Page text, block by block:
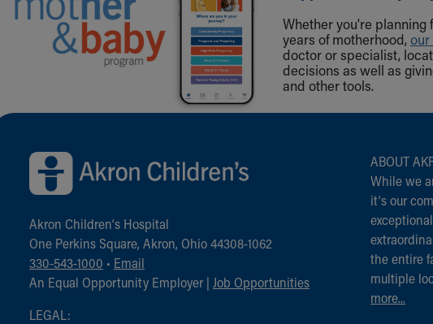
Whether you're planning
years of motherhood,
doctor or specialist,
decisions as well as
and other tools.
Back to top of page
Akron Children‘s Hospital
One Perkins Square, Akron, Ohio 44308-1062
330-543-1000 • Email
An Equal Opportunity Employer | Job Opportunities
LEGAL:
ABOUT
While we
it‘s our
the entire
multiple
more...